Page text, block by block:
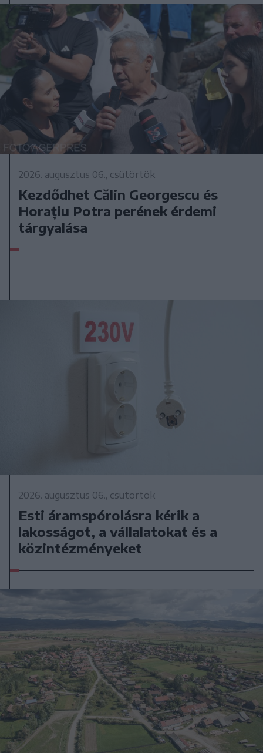
2026. augusztus 06., csütörtök
Kezdődhet Călin Georgescu és
Horațiu Potra perének érdemi
tárgyalása
2026. augusztus 06., csütörtök
Esti áramspórolásra kérik a
lakosságot, a vállalatokat és a
közintézményeket